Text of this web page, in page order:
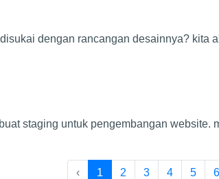
dengan rancangan desainnya? kita
staging untuk pengembangan website.
‹ 1 2 3 4 5 6